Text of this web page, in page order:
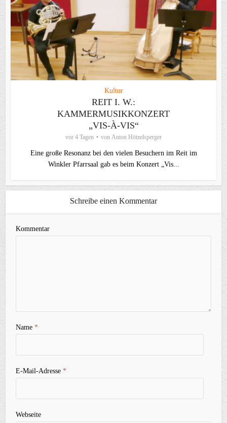
Kultur
REIT I. W.:
KAMMERMUSIKKONZERT
„VIS-À-VIS“
vor 4 Tagen von Anton Hötzelsperger
Eine große Resonanz bei den vielen Besuchern im Reit im
Winkler Pfarrsaal gab es beim Konzert „Vis...
Schreibe einen Kommentar
Kommentar
Name*
E-Mail-Adresse*
Webseite